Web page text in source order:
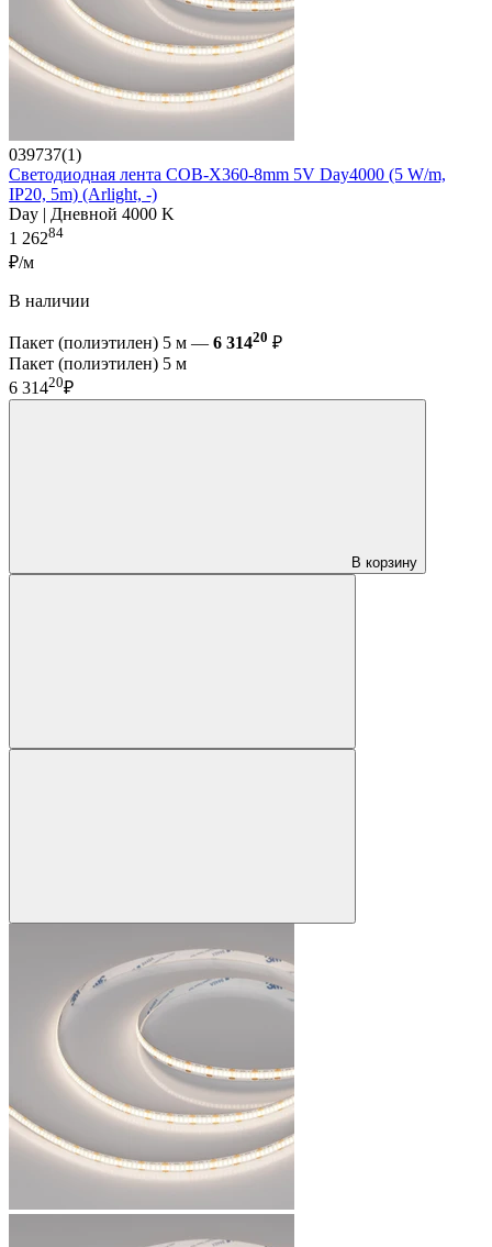
039737(1)
Светодиодная лента COB-X360-8mm 5V Day4000 (5 W/m,
IP20, 5m) (Arlight, -)
Day | Дневной 4000 K
1 26284
₽/м
В наличии
Пакет (полиэтилен) 5 м — 6 31420 ₽
Пакет (полиэтилен) 5 м
6 31420₽
В корзину